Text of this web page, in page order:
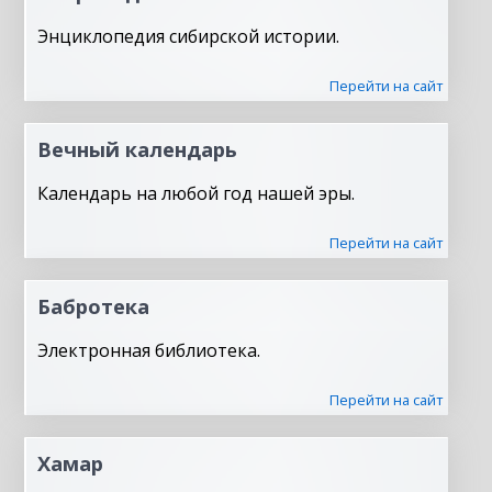
Энциклопедия сибирской истории.
Перейти на сайт
Вечный календарь
Календарь на любой год нашей эры.
Перейти на сайт
Бабротека
Электронная библиотека.
Перейти на сайт
Хамар